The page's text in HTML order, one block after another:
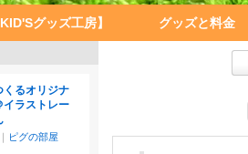
くるオリジナ
ラストレー
｜ ピグの部屋
KID'Sグッズ工房】 グッズと料金